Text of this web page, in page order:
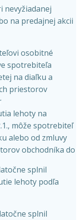
nevyžiadanej
na predajnej akcii
osobitné
spotrebiteľa
na diaľku a
priestorov
lehoty na
môže spotrebiteľ
alebo od zmluvy
obchodníka do
splnil
lehoty podľa
splnil